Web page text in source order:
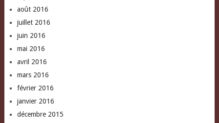
août 2016
juillet 2016
juin 2016
mai 2016
avril 2016
mars 2016
février 2016
janvier 2016
décembre 2015